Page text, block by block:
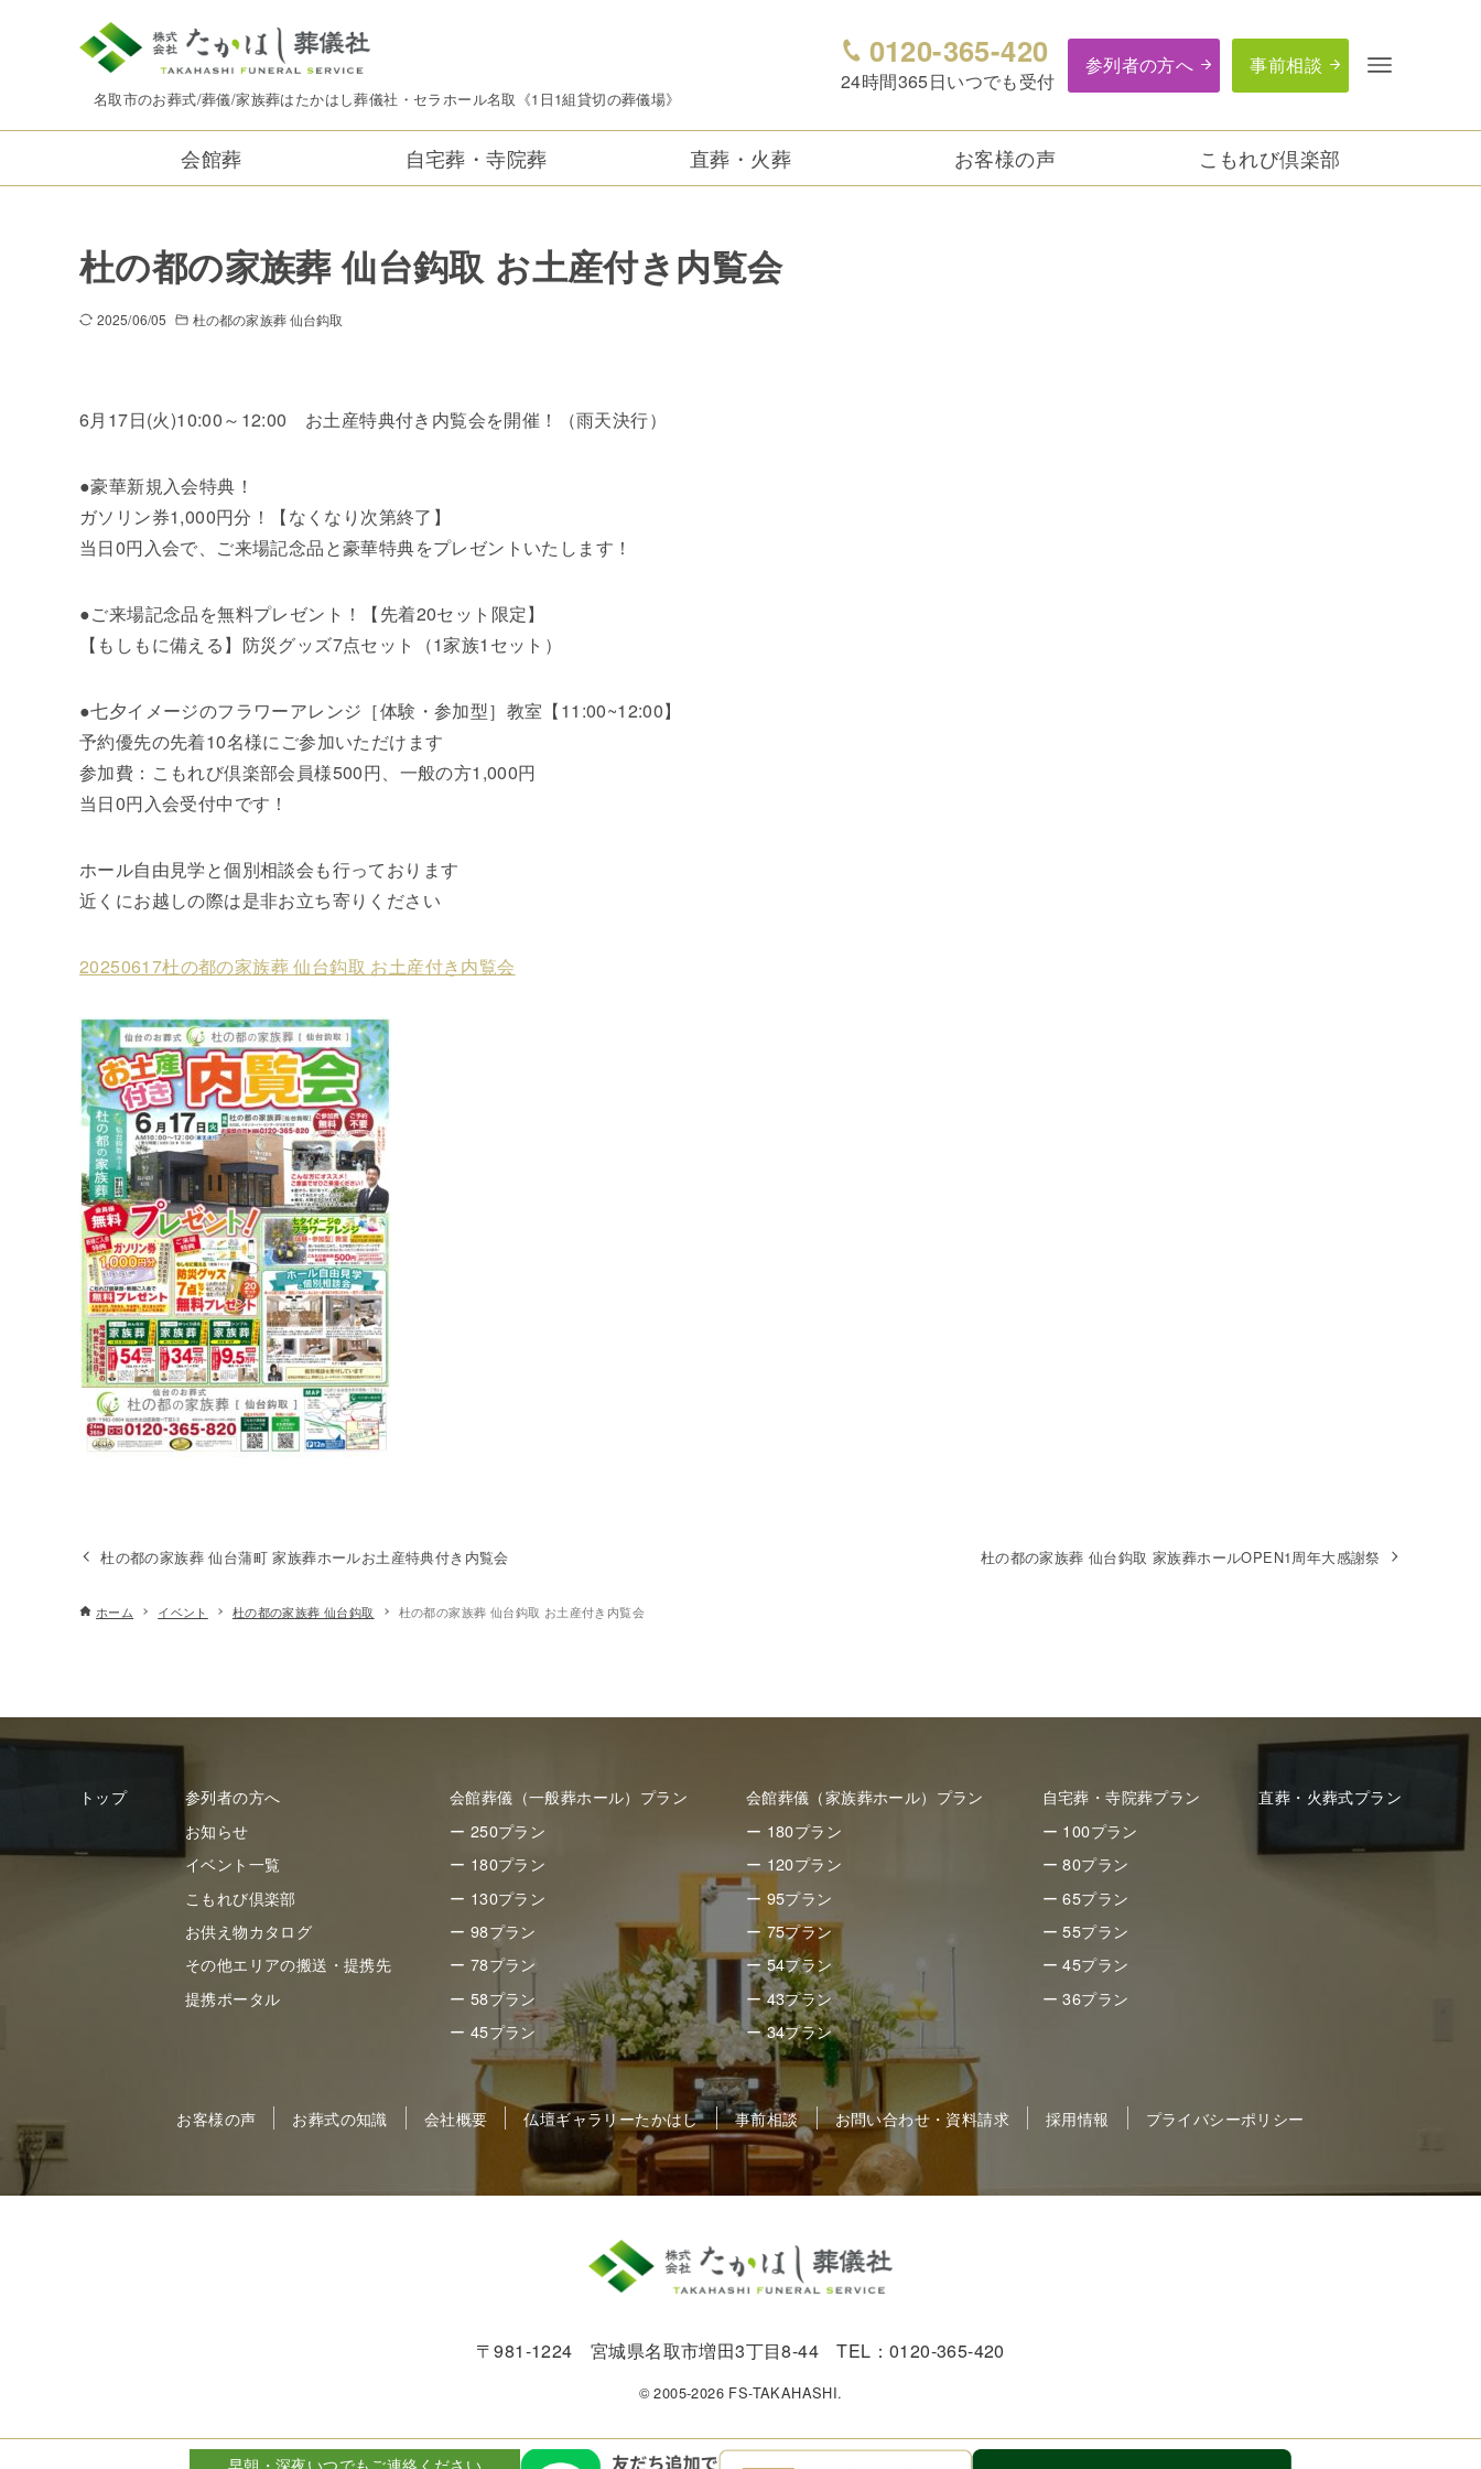
名取市のお葬式/葬儀/家族葬はたかはし葬儀社・セラホール名取《1日1組貸切の葬儀場》
0120-365-420
24時間365日いつでも受付
参列者の方へ 事前相談
会館葬 自宅葬・寺院葬 直葬・火葬 お客様の声 こもれび倶楽部
杜の都の家族葬 仙台鈎取 お土産付き内覧会
2025/06/05 杜の都の家族葬 仙台鈎取
6月17日(火)10:00～12:00 お土産特典付き内覧会を開催！（雨天決行）
●豪華新規入会特典！
ガソリン券1,000円分！【なくなり次第終了】
当日0円入会で、ご来場記念品と豪華特典をプレゼントいたします！
●ご来場記念品を無料プレゼント！【先着20セット限定】
【もしもに備える】防災グッズ7点セット（1家族1セット）
●七夕イメージのフラワーアレンジ［体験・参加型］教室【11:00~12:00】
予約優先の先着10名様にご参加いただけます
参加費：こもれび倶楽部会員様500円、一般の方1,000円
当日0円入会受付中です！
ホール自由見学と個別相談会も行っております
近くにお越しの際は是非お立ち寄りください
20250617杜の都の家族葬 仙台鈎取 お土産付き内覧会
杜の都の家族葬 仙台蒲町 家族葬ホールお土産特典付き内覧会 杜の都の家族葬 仙台鈎取 家族葬ホールOPEN1周年大感謝祭
ホーム イベント 杜の都の家族葬 仙台鈎取 杜の都の家族葬 仙台鈎取 お土産付き内覧会
トップ
参列者の方へ
お知らせ
イベント一覧
こもれび倶楽部
お供え物カタログ
その他エリアの搬送・提携先
提携ポータル
会館葬儀（一般葬ホール）プラン
ー 250プラン
ー 180プラン
ー 130プラン
ー 98プラン
ー 78プラン
ー 58プラン
ー 45プラン
会館葬儀（家族葬ホール）プラン
ー 180プラン
ー 120プラン
ー 95プラン
ー 75プラン
ー 54プラン
ー 43プラン
ー 34プラン
自宅葬・寺院葬プラン
ー 100プラン
ー 80プラン
ー 65プラン
ー 55プラン
ー 45プラン
ー 36プラン
直葬・火葬式プラン
お客様の声 お葬式の知識 会社概要 仏壇ギャラリーたかはし 事前相談 お問い合わせ・資料請求 採用情報 プライバシーポリシー
〒981-1224 宮城県名取市増田3丁目8-44 TEL：0120-365-420
© 2005-2026 FS-TAKAHASHI.